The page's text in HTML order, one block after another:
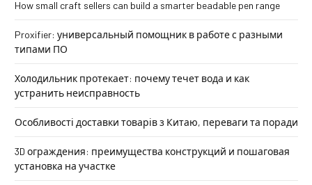
How small craft sellers can build a smarter beadable pen range
Proxifier: универсальный помощник в работе с разными
типами ПО
Холодильник протекает: почему течет вода и как
устранить неисправность
Особливості доставки товарів з Китаю, переваги та поради
3D ограждения: преимущества конструкций и пошаговая
установка на участке